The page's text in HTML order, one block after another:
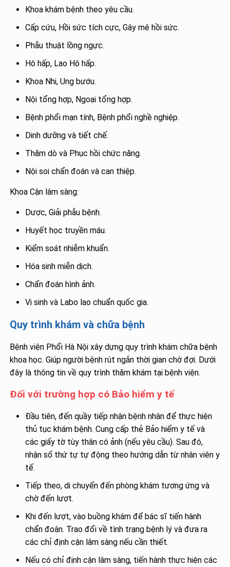
Khoa khám bệnh theo yêu cầu.
Cấp cứu, Hồi sức tích cực, Gây mê hồi sức.
Phẫu thuật lồng ngực.
Hô hấp, Lao Hô hấp.
Khoa Nhi, Ung bướu.
Nội tổng hợp, Ngoại tổng hợp.
Bệnh phổi mạn tính, Bệnh phổi nghề nghiệp.
Dinh dưỡng và tiết chế.
Thăm dò và Phục hồi chức năng.
Nội soi chẩn đoán và can thiệp.
Khoa Cận lâm sàng:
Dược, Giải phẫu bệnh.
Huyết học truyền máu.
Kiểm soát nhiễm khuẩn.
Hóa sinh miễn dịch.
Chẩn đoán hình ảnh.
Vi sinh và Labo lao chuẩn quốc gia.
Quy trình khám và chữa bệnh
Bệnh viện Phổi Hà Nội xây dựng quy trình khám chữa bệnh
khoa học. Giúp người bệnh rút ngắn thời gian chờ đợi. Dưới
đây là thông tin về quy trình thăm khám tại bệnh viện.
Đối với trường hợp có Bảo hiểm y tế
Đầu tiên, đến quầy tiếp nhận bệnh nhân để thực hiện
thủ tục khám bệnh. Cung cấp thẻ Bảo hiểm y tế và
các giấy tờ tùy thân có ảnh (nếu yêu cầu). Sau đó,
nhận số thứ tự tự động theo hướng dẫn từ nhân viên y
tế.
Tiếp theo, di chuyển đến phòng khám tương ứng và
chờ đến lượt.
Khi đến lượt, vào buồng khám để bác sĩ tiến hành
chẩn đoán. Trao đổi về tình trạng bệnh lý và đưa ra
các chỉ định cận lâm sàng nếu cần thiết.
Nếu có chỉ định cận lâm sàng, tiến hành thực hiện các